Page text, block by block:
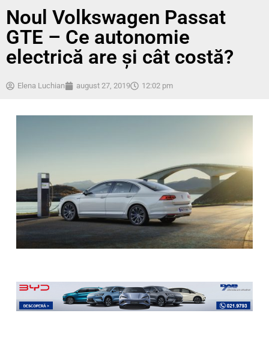
Noul Volkswagen Passat
GTE – Ce autonomie
electrică are și cât costă?
Elena Luchian august 27, 2019 12:02 pm